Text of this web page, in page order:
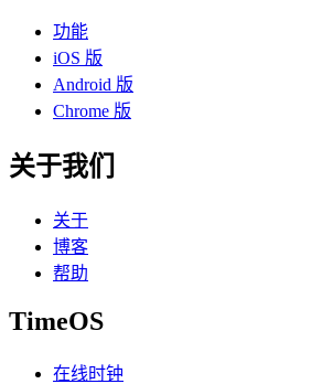
功能
iOS 版
Android 版
Chrome 版
关于我们
关于
博客
帮助
TimeOS
在线时钟